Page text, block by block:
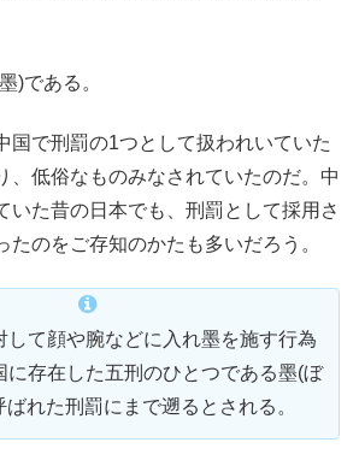
)である。
国で刑罰の1つとして扱われいていた
、低俗なものみなされていたのだ。中
いた昔の日本でも、刑罰として採用さ
たのをご存知のかたも多いだろう。
して顔や腕などに入れ墨を施す行為
に存在した五刑のひとつである墨(ぼ
ばれた刑罰にまで遡るとされる。